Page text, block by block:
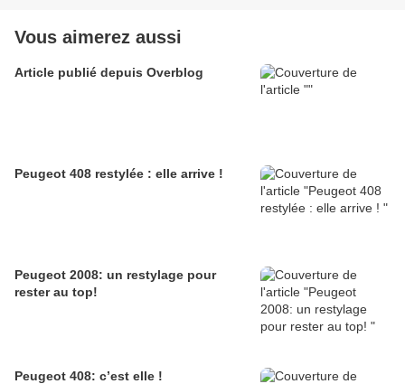
Vous aimerez aussi
Article publié depuis Overblog
Peugeot 408 restylée : elle arrive !
Peugeot 2008: un restylage pour
rester au top!
Peugeot 408: c’est elle !